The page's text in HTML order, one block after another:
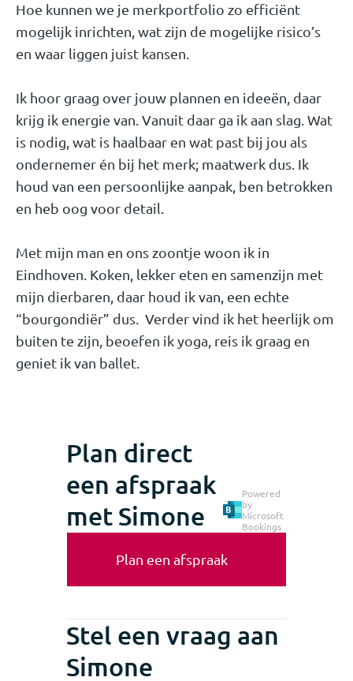
Hoe kunnen we je merkportfolio zo efficiënt
mogelijk inrichten, wat zijn de mogelijke risico’s
en waar liggen juist kansen.
Ik hoor graag over jouw plannen en ideeën, daar
krijg ik energie van. Vanuit daar ga ik aan slag. Wat
is nodig, wat is haalbaar en wat past bij jou als
ondernemer én bij het merk; maatwerk dus. Ik
houd van een persoonlijke aanpak, ben betrokken
en heb oog voor detail.
Met mijn man en ons zoontje woon ik in
Eindhoven. Koken, lekker eten en samenzijn met
mijn dierbaren, daar houd ik van, een echte
“bourgondiër” dus. Verder vind ik het heerlijk om
buiten te zijn, beoefen ik yoga, reis ik graag en
geniet ik van ballet.
Plan direct
een afspraak
met Simone
Powered
by
Microsoft
Bookings
Plan een afspraak
Stel een vraag aan
Simone